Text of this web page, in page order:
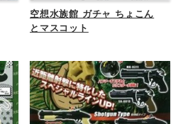
空想水族館 ガチャ ちょこん
とマスコット